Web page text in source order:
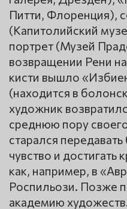
Питти, Флоренция),
(Капитолийский
портрет (Музей
возвращении Рени
кисти вышло
(находится в
художник
среднюю пору
старался
чувство и достигать
как, например, в
Роспильози. Позже
академию